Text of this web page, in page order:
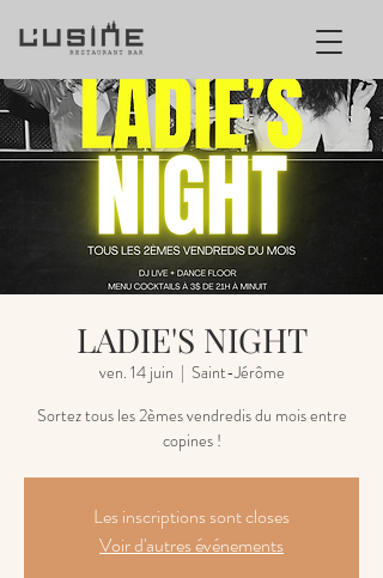
LADIE'S NIGHT
ven. 14 juin
  |
Saint-Jérôme
Sortez tous les 2èmes vendredis du mois entre
copines !
Les inscriptions sont closes
Voir d'autres événements